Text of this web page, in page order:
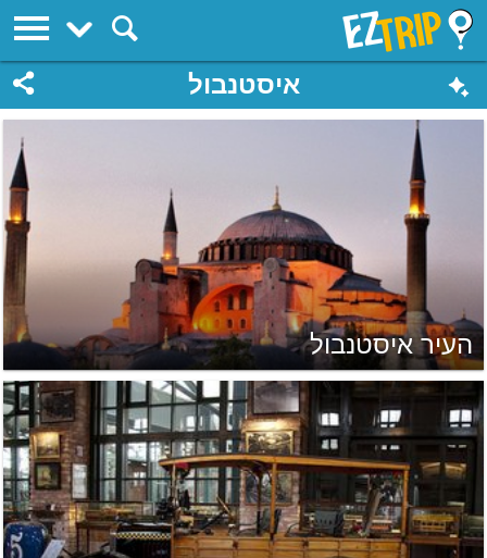
EZTrip
איסטנבול
העיר איסטנבול